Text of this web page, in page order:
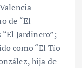
de “El
Jardinero”;
como “El Tío
hija de